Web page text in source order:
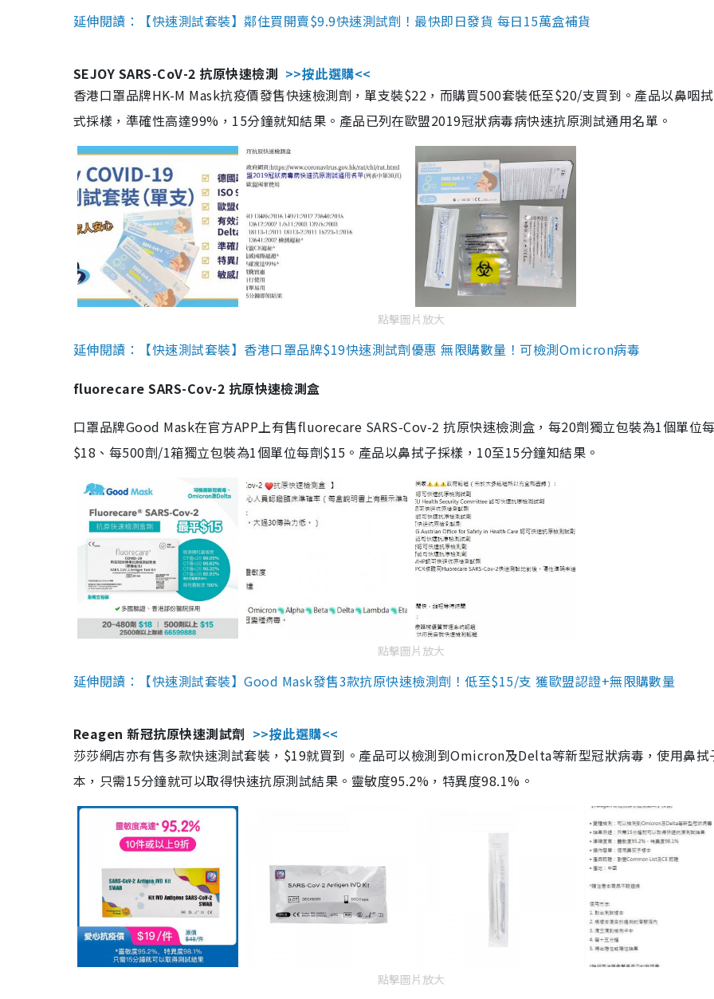
延伸閱讀：【快速測試套裝】鄰住買開賣$9.9快速測試劑！最快即日發貨 每日15萬盒補貨
SEJOY SARS-CoV-2 抗原快速檢測 >>按此選購<<
香港口罩品牌HK-M Mask抗疫價發售快速檢測劑，單支裝$22，而購買500套裝低至$20/支買到。產品以鼻咽
式採樣，準確性高達99%，15分鐘就知結果。產品已列在歐盟2019冠狀病毒病快速抗原測試通用名單。
點擊圖片放大
延伸閱讀：【快速測試套裝】香港口罩品牌$19快速測試劑優惠 無限購數量！可檢測Omicron病毒
fluorecare SARS-Cov-2 抗原快速檢測盒
口罩品牌Good Mask在官方APP上有售fluorecare SARS-Cov-2 抗原快速檢測盒，每20劑獨立包裝為1個單位
$18、每500劑/1箱獨立包裝為1個單位每劑$15。產品以鼻拭子採樣，10至15分鐘知結果。
點擊圖片放大
延伸閱讀：【快速測試套裝】Good Mask發售3款抗原快速檢測劑！低至$15/支 獲歐盟認證+無限購數量
Reagen 新冠抗原快速測試劑 >>按此選購<<
莎莎網店亦有售多款快速測試套裝，$19就買到。產品可以檢測到Omicron及Delta等新型冠狀病毒，使用鼻拭
本，只需15分鐘就可以取得快速抗原測試結果。靈敏度95.2%，特異度98.1%。
點擊圖片放大